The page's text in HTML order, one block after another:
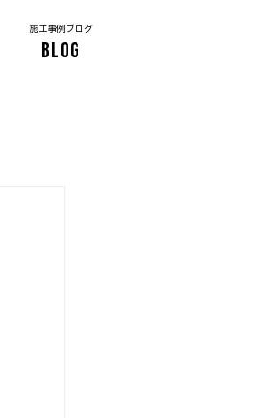
BLOG
施工事例ブログ